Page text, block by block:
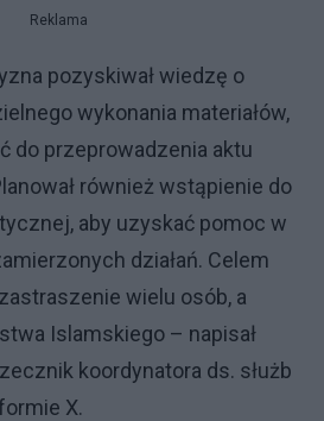
Reklama
pozyskiwał wiedzę o
wykonania materiałów,
do przeprowadzenia aktu
również wstąpienie do
aby uzyskać pomoc w
działań. Celem
wielu osób, a
Islamskiego – napisał
koordynatora ds. służb
X.